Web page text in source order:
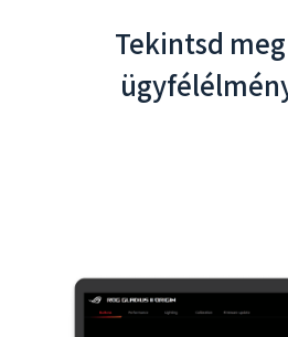
Tekintsd